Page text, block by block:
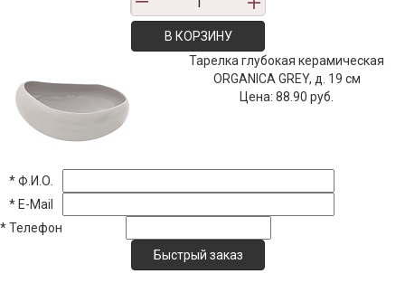
В КОРЗИНУ
Тарелка глубокая керамическая
ORGANICA GREY, д. 19 см
Цена:88.90 руб.
*Ф.И.О.
* E-Mail
*Телефон